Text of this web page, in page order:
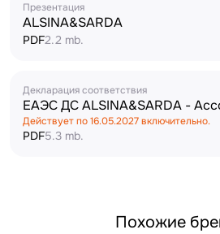
Презентация
ALSINA&SARDA
PDF2.2 mb.
Декларация соответствия
ЕАЭС ДС ALSINA&SARDA -
Действует по16.05.2027включительно.
PDF5.3 mb.
Похожие